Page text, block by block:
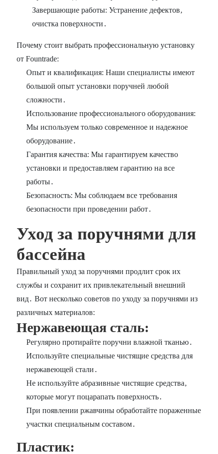
Завершающие работы: Устранение дефектов‚
очистка поверхности․
Почему стоит выбрать профессиональную установку
от Fountrade:
Опыт и квалификация: Наши специалисты имеют
большой опыт установки поручней любой
сложности․
Использование профессионального оборудования:
Мы используем только современное и надежное
оборудование․
Гарантия качества: Мы гарантируем качество
установки и предоставляем гарантию на все
работы․
Безопасность: Мы соблюдаем все требования
безопасности при проведении работ․
Уход за поручнями для
бассейна
Правильный уход за поручнями продлит срок их
службы и сохранит их привлекательный внешний
вид․ Вот несколько советов по уходу за поручнями из
различных материалов:
Нержавеющая сталь:
Регулярно протирайте поручни влажной тканью․
Используйте специальные чистящие средства для
нержавеющей стали․
Не используйте абразивные чистящие средства‚
которые могут поцарапать поверхность․
При появлении ржавчины обработайте пораженные
участки специальным составом․
Пластик: